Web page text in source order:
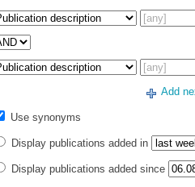
Add
Use synonyms
Display publications added in
Display publications added since